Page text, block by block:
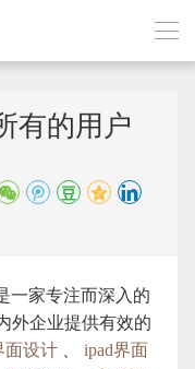
有的用户
一家专注而深入的
外企业提供有效的
面设计
ipad界面